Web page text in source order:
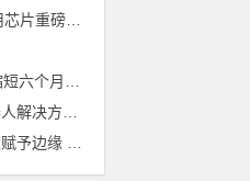
兆易创新GD32H77R机器人专用芯片重磅亮相，精准赋能伺服驱动与关节控制